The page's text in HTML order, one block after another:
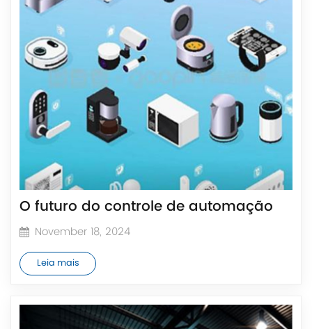
O futuro do controle de automação
November 18, 2024
Leia mais